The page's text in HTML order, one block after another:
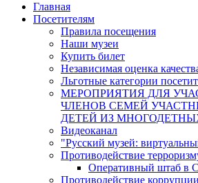
Главная
Посетителям
Правила посещения
Наши музеи
Купить билет
Независимая оценка
Льготные категории
МЕРОПРИЯТИЯ ДЛЯ
ЧЛЕНОВ СЕМЕЙ
ДЕТЕЙ ИЗ
Видеоканал
"Русский музей:
Противодействие
Оперативный штаб в
Противодействие коррупции